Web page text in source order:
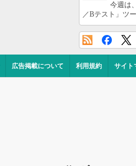
今週は
／Bテスト」ツ
広告掲載について 利用規約 サイト